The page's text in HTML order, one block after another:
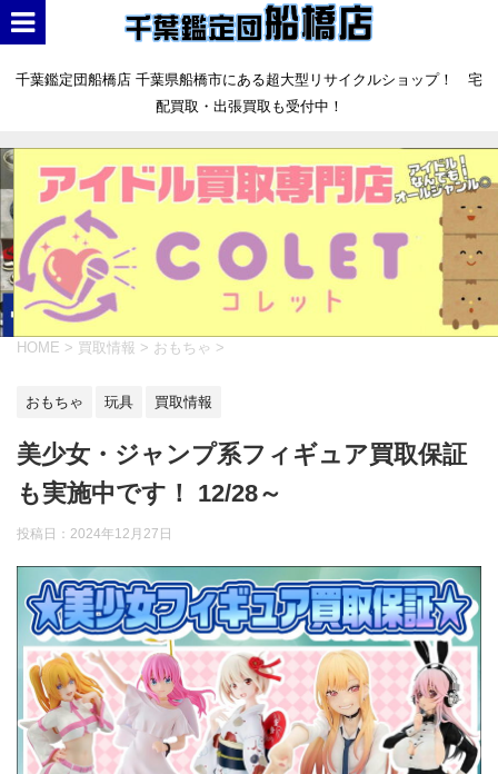
千葉鑑定団船橋店 千葉県船橋市にある超大型リサイクルショップ！ 宅
配買取・出張買取も受付中！
HOME > 買取情報 > おもちゃ >
おもちゃ 玩具 買取情報
美少女・ジャンプ系フィギュア買取保証
も実施中です！ 12/28～
投稿日： 2024年12月27日